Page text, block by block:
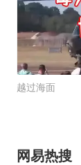
越过海面
网易热搜